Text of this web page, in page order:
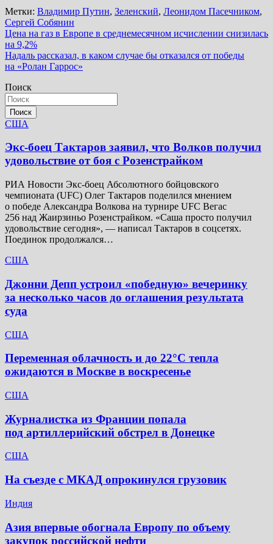
Метки: Владимир Путин, Зеленский, Леонидом Пасечником,
Сергей Собянин
Навигация
по
записям
Цена на газ в Европе в среднемесячном исчислении снизилась
на 9,2%
Надаль рассказал, в каком случае бы отказался от победы
на «Ролан Гаррос»
Поиск
Поиск
США
Экс-боец Тактаров заявил, что Волков получил
удовольствие от боя с Розенстрайком
РИА Новости Экс-боец Абсолютного бойцовского
чемпионата (UFC) Олег Тактаров поделился мнением
о победе Александра Волкова на турнире UFC Вегас
256 над Жаирзиньо Розенстрайком. «Саша просто получил
удовольствие сегодня», — написал Тактаров в соцсетях.
Поединок продолжался…
США
Джонни Депп устроил «победную» вечеринку
за несколько часов до оглашения результата
суда
США
Переменная облачность и до 22°C тепла
ожидаются в Москве в воскресенье
США
Журналистка из Франции попала
под артиллерийский обстрел в Донецке
США
На съезде с МКАД опрокинулся грузовик
Индия
Азия впервые обогнала Европу по объему
закупок российской нефти